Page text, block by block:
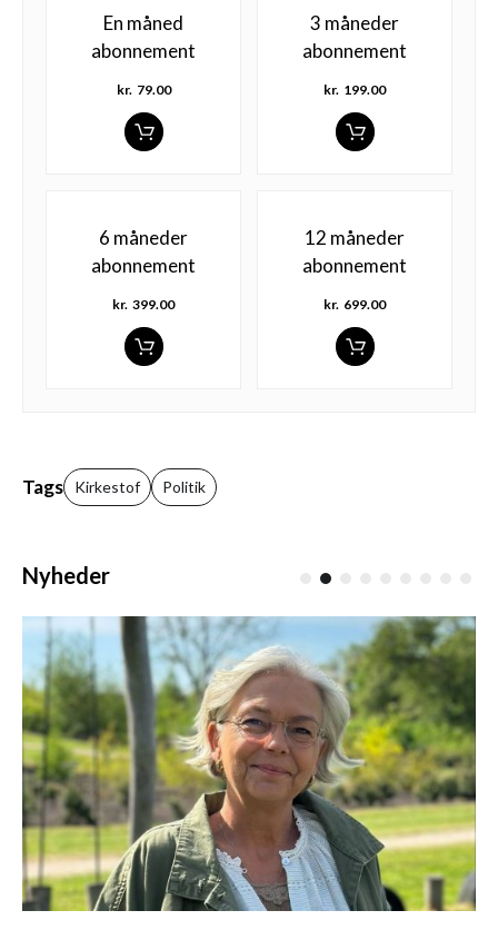
En måned
abonnement
kr. 79.00
3 måneder
abonnement
kr. 199.00
6 måneder
abonnement
kr. 399.00
12 måneder
abonnement
kr. 699.00
Tags Kirkestof Politik
Nyheder